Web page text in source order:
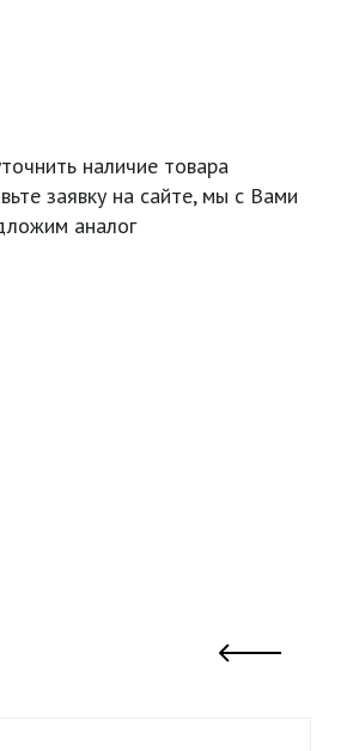
наличие товара
заявку на сайте, мы с Вами
аналог